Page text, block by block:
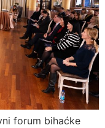
forum bihaćke